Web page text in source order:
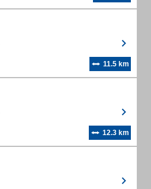
11.5 km
12.3 km